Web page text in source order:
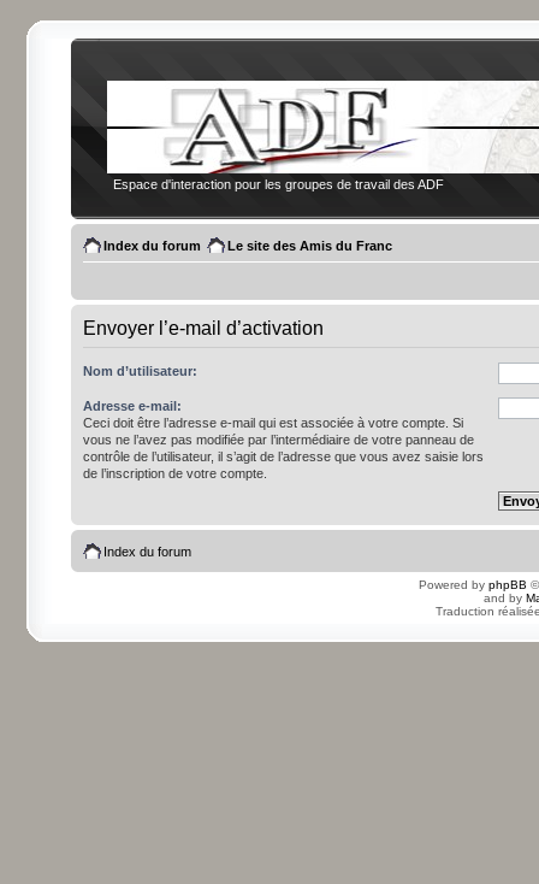
Espace d'interaction pour les groupes de travail des ADF
Index du forum Le site des Amis du Franc
Envoyer l’e-mail d’activation
Nom d’utilisateur:
Adresse e-mail:
Ceci doit être l’adresse e-mail qui est associée à votre compte. Si
vous ne l’avez pas modifiée par l’intermédiaire de votre panneau de
contrôle de l’utilisateur, il s’agit de l’adresse que vous avez saisie lors
de l’inscription de votre compte.
Index du forum
Powered by phpBB
and by
Traduction